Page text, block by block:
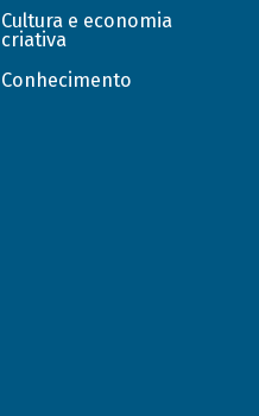
Cultura e economia
criativa
Conhecimento